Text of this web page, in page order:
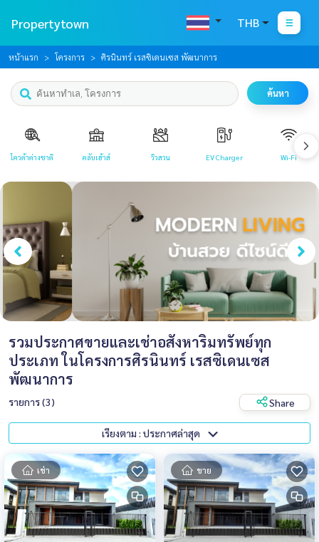
Propertytown THB
หน้าแรก โครงการ ศิรนินทร์ เรสซิเดนเซส พัฒนาการ
ค้นหา
โควต้าต่างชาติ คลับเฮ้าส์ วิวสวน EV Charger Wi-Fi
รวมประกาศขายและเช่าอสังหาริมทรัพย์ทุก
ประเภท ในโครงการศิรนินทร์ เรสซิเดนเซส
พัฒนาการ
รายการ (3) Share
เรียงตาม : ประกาศล่าสุด
เช่า ขาย